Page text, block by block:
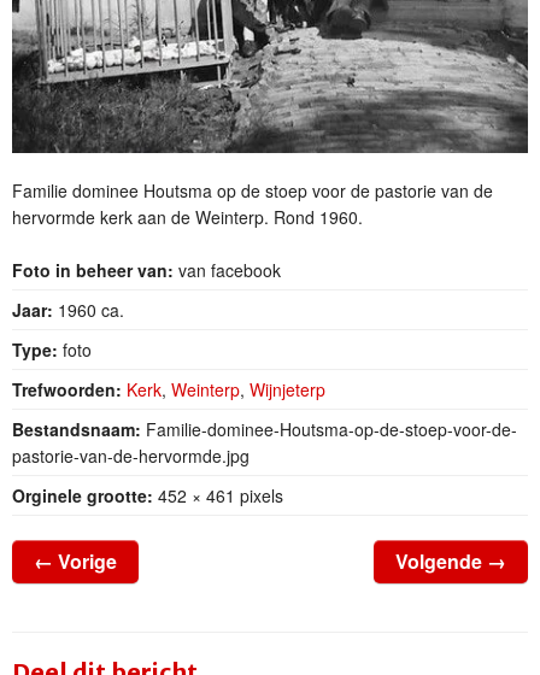
Familie dominee Houtsma op de stoep voor de pastorie van de
hervormde kerk aan de Weinterp. Rond 1960.
Foto in beheer van: van facebook
Jaar: 1960 ca.
Type: foto
Trefwoorden: Kerk, Weinterp, Wijnjeterp
Bestandsnaam: Familie-dominee-Houtsma-op-de-stoep-voor-de-
pastorie-van-de-hervormde.jpg
Orginele grootte: 452 × 461 pixels
← Vorige Volgende →